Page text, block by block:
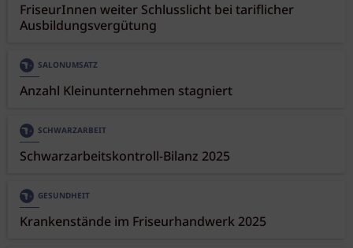
FriseurInnen weiter Schlusslicht bei tariflicher
Ausbildungsvergütung
SALONUMSATZ
Anzahl Kleinunternehmen stagniert
SCHWARZARBEIT
Schwarzarbeitskontroll-Bilanz 2025
GESUNDHEIT
Krankenstände im Friseurhandwerk 2025